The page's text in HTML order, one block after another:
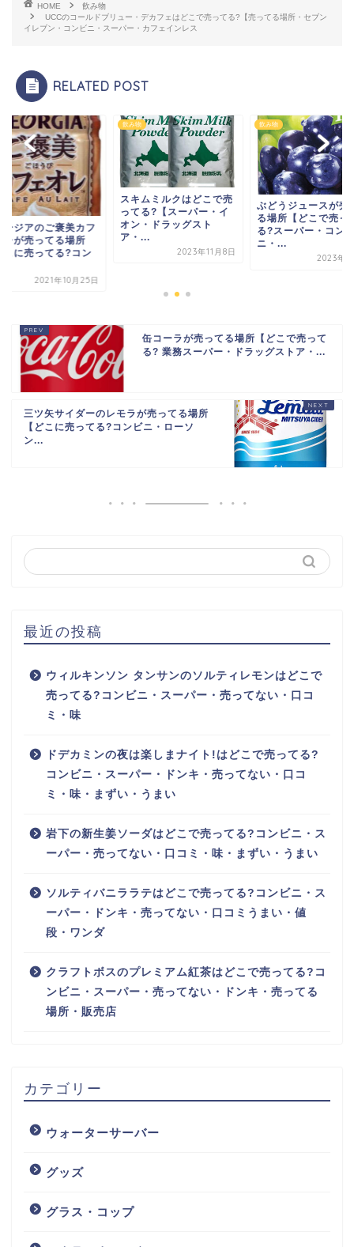
HOME
飲み物
UCCのコールドブリュー・デカフェはどこで売ってる?【売ってる場所・セブン
イレブン・コンビニ・スーパー・カフェインレス
RELATED POST
ージアのご褒美カフ
レが売ってる場所
こに売ってる?コン
2021年10月25日
飲み物
スキムミルクはどこで売
ってる?【スーパー・イ
オン・ドラッグスト
ア・...
2023年11月8日
飲み物
ぶどうジュースが売
る場所【どこで売っ
る?スーパー・コン
ニ・...
2023年3
缶コーラが売ってる場所【どこで売って
る? 業務スーパー・ドラッグストア・...
三ツ矢サイダーのレモラが売ってる場所
【どこに売ってる?コンビニ・ローソ
ン...
最近の投稿
ウィルキンソン タンサンのソルティレモンはどこで
売ってる?コンビニ・スーパー・売ってない・口コ
ミ・味
ドデカミンの夜は楽しまナイト!はどこで売ってる?
コンビニ・スーパー・ドンキ・売ってない・口コ
ミ・味・まずい・うまい
岩下の新生姜ソーダはどこで売ってる?コンビニ・ス
ーパー・売ってない・口コミ・味・まずい・うまい
ソルティバニララテはどこで売ってる?コンビニ・ス
ーパー・ドンキ・売ってない・口コミうまい・値
段・ワンダ
クラフトボスのプレミアム紅茶はどこで売ってる?コ
ンビニ・スーパー・売ってない・ドンキ・売ってる
場所・販売店
カテゴリー
ウォーターサーバー
グッズ
グラス・コップ